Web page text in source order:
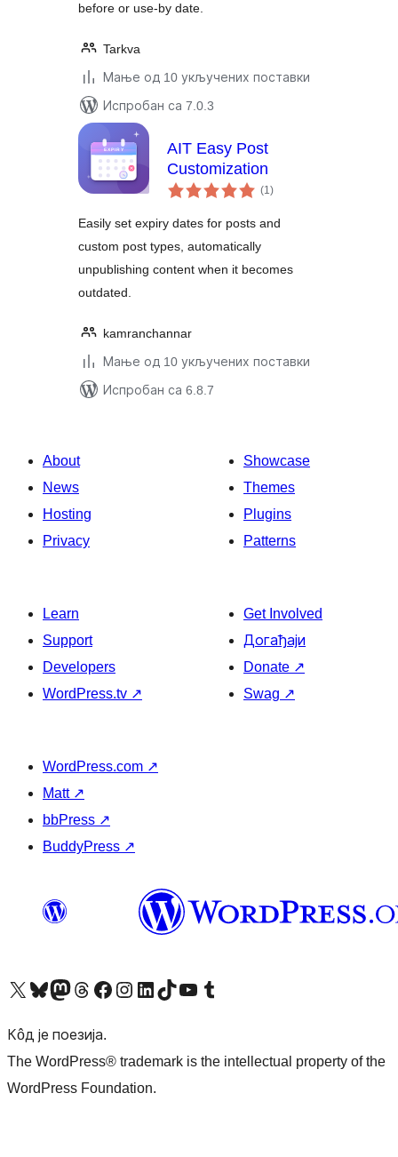
before or use-by date.
Tarkva
Мање од 10 укључених поставки
Испробан са 7.0.3
AIT Easy Post
Customization
(1укупних
оцена
)
Easily set expiry dates for posts and
custom post types, automatically
unpublishing content when it becomes
outdated.
kamranchannar
Мање од 10 укључених поставки
Испробан са 6.8.7
About
News
Hosting
Privacy
Showcase
Themes
Plugins
Patterns
Learn
Support
Developers
WordPress.tv ↗
Get Involved
Догађаји
Donate ↗
Swag ↗
WordPress.com ↗
Matt ↗
bbPress ↗
BuddyPress ↗
Visit our X (formerly Twitter) account
Посетите наш Bluesky налог
Visit our Mastodon account
Посетите наш налог на Threads-у Visit our Facebook pageПосетите наш Инстаграм налог
Visit our LinkedIn account
Посетите наш TikTok налог
Visit our YouTube channel
Посетите наш Tumblr налог
Кôд је поезија.
The WordPress® trademark is the intellectual property of the
WordPress Foundation.